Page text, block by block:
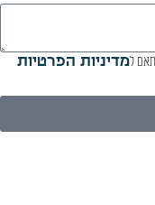
למדיניות הפרטיות